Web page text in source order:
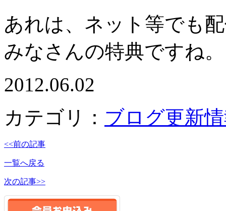
あれは、ネット等でも
みな さんの特典ですね。
2012.06.02
カテゴリ： ブログ更新
<<前の記事
一覧へ戻る
次の記事>>